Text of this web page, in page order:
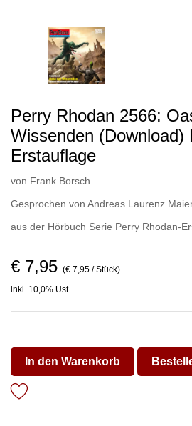
Perry Rhodan 2566:
Wissenden (Download)
Erstauflage
von Frank Borsch
Gesprochen von Andreas Laurenz
aus der Hörbuch Serie Perry Rhodan-
€ 7,95 (€ 7,95 / Stück)
inkl. 10,0% Ust
In den Warenkorb